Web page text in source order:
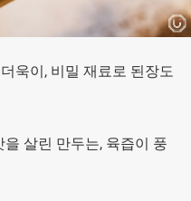
욱이, 비밀 재료로 된장도
살린 만두는, 육즙이 풍